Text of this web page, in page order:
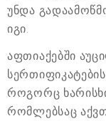
უნდა
იგი.
აფთიაქებში
როგორც
რომლებსაც